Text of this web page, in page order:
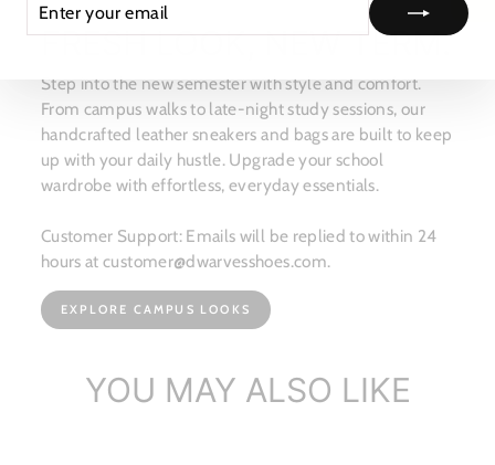
FRESH LOOK, NEW TERM.
Step into the new semester with style and comfort.
From campus walks to late-night study sessions, our
handcrafted leather sneakers and bags are built to keep
up with your daily hustle. Upgrade your school
wardrobe with effortless, everyday essentials.
Customer Support: Emails will be replied to within 24
hours at customer@dwarvesshoes.com.
EXPLORE CAMPUS LOOKS
YOU MAY ALSO LIKE
YOUR
EMAIL